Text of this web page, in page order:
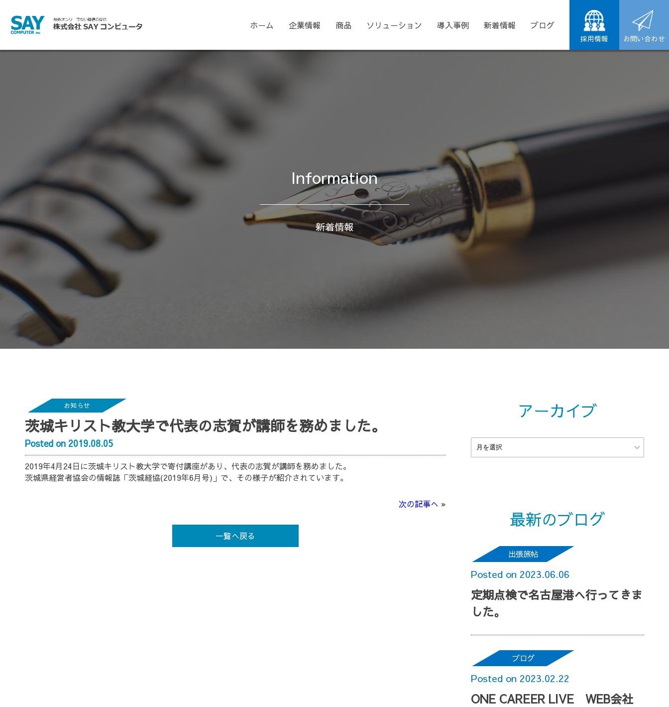
採用情報 お問い合わせ
ホーム 企業情報 商品 ソリューション 導入事例 新着情報 ブログ
Information
新着情報
お知らせ
茨城キリスト教大学で代表の志賀が講師を務めました。
Posted on 2019.08.05
2019年4月24日に茨城キリスト教大学で寄付講座があり、代表の志賀が講師を務めました。
茨城県経営者協会の情報誌「茨城経協(2019年6月号)」で、その様子が紹介されています。
次の記事へ »
一覧へ戻る
アーカイブ
最新のブログ
出張旅帖
Posted on 2023.06.06
定期点検で名古屋港へ行ってきま
した。
ブログ
Posted on 2023.02.22
ONE CAREER LIVE WEB会社